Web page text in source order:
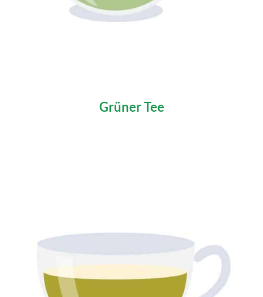
Grüner Tee